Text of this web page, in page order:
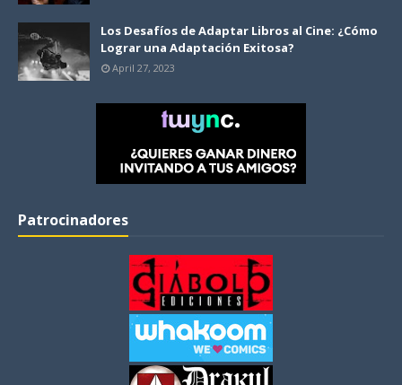
Los Desafíos de Adaptar Libros al Cine: ¿Cómo
Lograr una Adaptación Exitosa?
April 27, 2023
Patrocinadores